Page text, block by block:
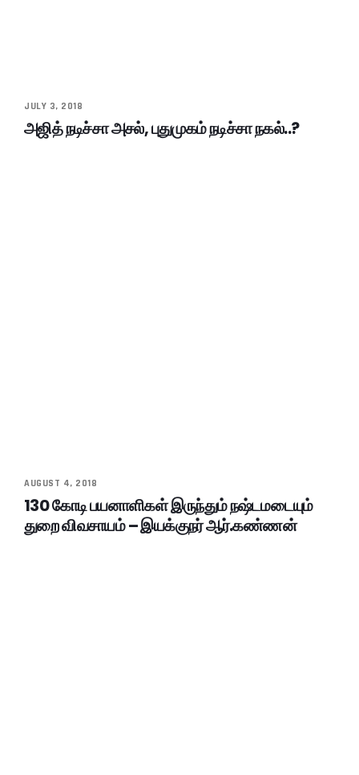
JULY 3, 2018
அஜித் நடிச்சா அசல், புதுமுகம் நடிச்சா நகல்..?
AUGUST 4, 2018
130 கோடி பயனாளிகள் இருந்தும் நஷ்டமடையும்
துறை விவசாயம் – இயக்குநர் ஆர்.கண்ணன்